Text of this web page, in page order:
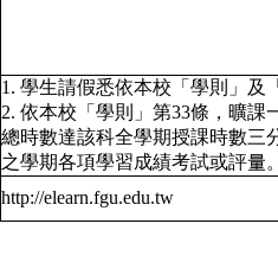
1. 學生請假悉依本校「學則」及
2. 依本校「學則」第33條，曠
總時數達該科全學期授課時數三
之學期各項學習成績考試或評量
http://elearn.fgu.edu.tw